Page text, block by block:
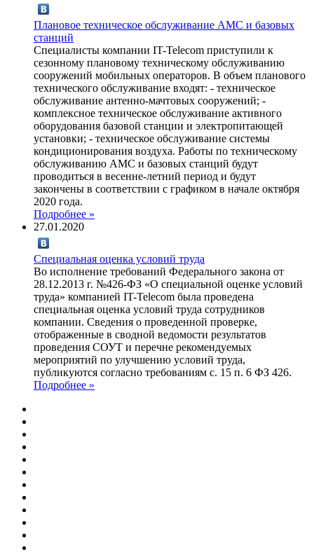
Плановое техническое обслуживание АМС и базовых
станций
Специалисты компании IT-Telecom приступили к
сезонному плановому техническому обслуживанию
сооружений мобильных операторов. В объем планового
технического обслуживание входят: - техническое
обслуживание антенно-мачтовых сооружений; -
комплексное техническое обслуживание активного
оборудования базовой станции и электропитающей
установки; - техническое обслуживание системы
кондиционирования воздуха. Работы по техническому
обслуживанию АМС и базовых станций будут
проводиться в весенне-летний период и будут
закончены в соответствии с графиком в начале октября
2020 года.
Подробнее »
27.01.2020
Специальная оценка условий труда
Во исполнение требований Федерального закона от
28.12.2013 г. №426-ФЗ «О специальной оценке условий
труда» компанией IT-Telecom была проведена
специальная оценка условий труда сотрудников
компании. Сведения о проведенной проверке,
отображенные в сводной ведомости результатов
проведения СОУТ и перечне рекомендуемых
мероприятий по улучшению условий труда,
публикуются согласно требованиям с. 15 п. 6 ФЗ 426.
Подробнее »